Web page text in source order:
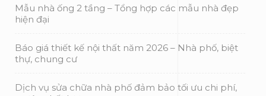
Mẫu nhà ống 2 tầng – Tổng hợp các mẫu nhà đẹp
hiện đại
Báo giá thiết kế nội thất năm 2026 – Nhà phố, biệt
thự, chung cư
Dịch vụ sửa chữa nhà phố đảm bảo tối ưu chi phí,